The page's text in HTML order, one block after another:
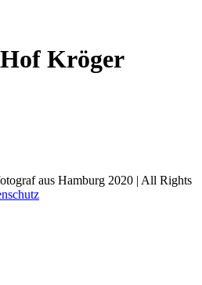
Kröger
aus Hamburg 2020 | All Rights